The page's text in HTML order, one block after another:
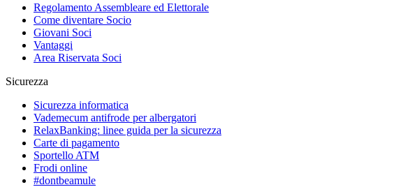
Regolamento Assembleare ed Elettorale
Come diventare Socio
Giovani Soci
Vantaggi
Area Riservata Soci
Sicurezza
Sicurezza informatica
Vademecum antifrode per albergatori
RelaxBanking: linee guida per la sicurezza
Carte di pagamento
Sportello ATM
Frodi online
#dontbeamule